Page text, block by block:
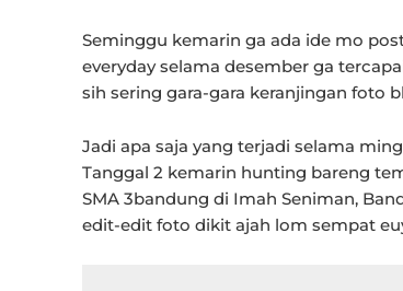
Seminggu kemarin ga ada ide mo
everyday selama desember ga
sih sering gara-gara keranjingan foto
Jadi apa saja yang terjadi selama
Tanggal 2 kemarin hunting bareng
SMA 3bandung di Imah Seniman,
edit-edit foto dikit ajah lom sempat